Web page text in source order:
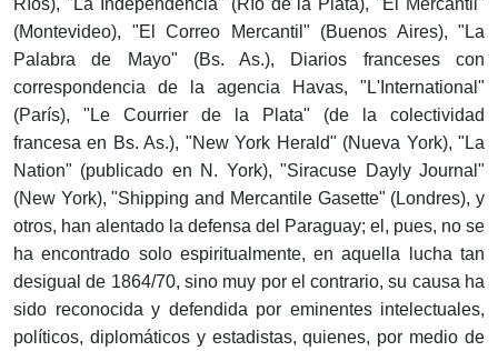
Ríos), "La Independencia" (Río de la Plata), "El Mercantil"
(Montevideo), "El Correo Mercantil" (Buenos Aires), "La
Palabra de Mayo" (Bs. As.), Diarios franceses con
correspondencia de la agencia Havas, "L'International"
(París), "Le Courrier de la Plata" (de la colectividad
francesa en Bs. As.), "New York Herald" (Nueva York), "La
Nation" (publicado en N. York), "Siracuse Dayly Journal"
(New York), "Shipping and Mercantile Gasette" (Londres), y
otros, han alentado la defensa del Paraguay; el, pues, no se
ha encontrado solo espiritualmente, en aquella lucha tan
desigual de 1864/70, sino muy por el contrario, su causa ha
sido reconocida y defendida por eminentes intelectuales,
políticos, diplomáticos y estadistas, quienes, por medio de